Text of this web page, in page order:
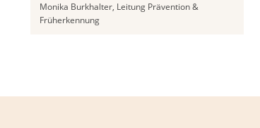
Monika Burkhalter, Leitung Prävention &
Früherkennung